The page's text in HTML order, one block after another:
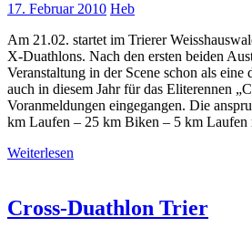
17. Februar 2010 Heb
Am 21.02. startet im Trierer
X-Duathlons. Nach den ersten beiden
Veranstaltung in der Scene schon als eine
auch in diesem Jahr für das Eliterennen
Voranmeldungen eingegangen. Die
km Laufen – 25 km Biken – 5 km
Weiterlesen
Cross-Duathlon Trier